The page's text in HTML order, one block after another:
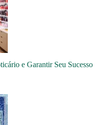
e Garantir Seu Sucesso